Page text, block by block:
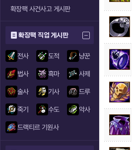
확장팩 사건사고 게시판
확장팩 직업 게시판
전사 도적 냥꾼
법사 흑마 사제
술사 기사 드루
죽기 수도 악사
드랙티르 기원사